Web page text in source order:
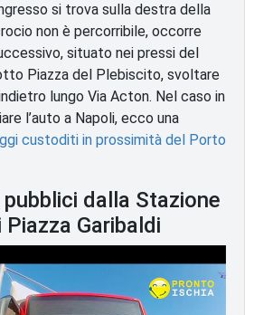
si trova sulla destra della
non è percorribile, occorre
situato nei pressi del
Piazza del Plebiscito, svoltare
lungo Via Acton. Nel caso in
l’auto a Napoli, ecco una
custoditi in prossimità del Porto
pubblici dalla Stazione
Garibaldi